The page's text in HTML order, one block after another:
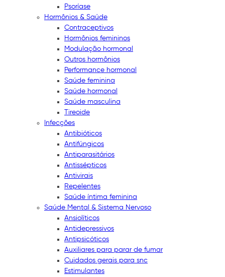
Psoríase
Hormônios & Saúde
Contraceptivos
Hormônios femininos
Modulação hormonal
Outros hormônios
Performance hormonal
Saúde feminina
Saúde hormonal
Saúde masculina
Tireoide
Infecções
Antibióticos
Antifúngicos
Antiparasitários
Antissépticos
Antivirais
Repelentes
Saúde íntima feminina
Saúde Mental & Sistema Nervoso
Ansiolíticos
Antidepressivos
Antipsicóticos
Auxiliares para parar de fumar
Cuidados gerais para snc
Estimulantes